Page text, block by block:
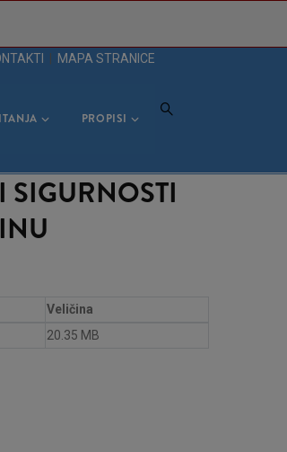
MAPA STRANICE
PROPISI
Veličina
20.35 MB